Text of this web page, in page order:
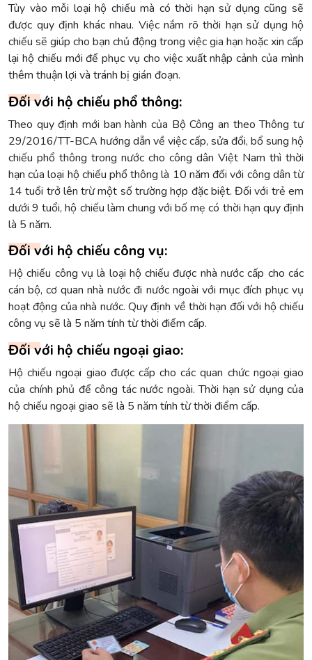
Tùy vào mỗi loại hộ chiếu mà có thời hạn sử dụng cũng sẽ
được quy định khác nhau. Việc nắm rõ thời hạn sử dụng hộ
chiếu sẽ giúp cho bạn chủ động trong việc gia hạn hoặc xin cấp
lại hộ chiếu mới để phục vụ cho việc xuất nhập cảnh của mình
thêm thuận lợi và tránh bị gián đoạn.
Đối với hộ chiếu phổ thông:
Theo quy định mới ban hành của Bộ Công an theo Thông tư
29/2016/TT-BCA hướng dẫn về việc cấp, sửa đổi, bổ sung hộ
chiếu phổ thông trong nước cho công dân Việt Nam thì thời
hạn của loại hộ chiếu phổ thông là 10 năm đối với công dân từ
14 tuổi trở lên trừ một số trường hợp đặc biệt. Đối với trẻ em
dưới 9 tuổi, hộ chiếu làm chung với bố mẹ có thời hạn quy định
là 5 năm.
Đối với hộ chiếu công vụ:
Hộ chiếu công vụ là loại hộ chiếu được nhà nước cấp cho các
cán bộ, cơ quan nhà nước đi nước ngoài với mục đích phục vụ
hoạt động của nhà nước. Quy định về thời hạn đối với hộ chiếu
công vụ sẽ là 5 năm tính từ thời điểm cấp.
Đối với hộ chiếu ngoại giao:
Hộ chiếu ngoại giao được cấp cho các quan chức ngoại giao
của chính phủ để công tác nước ngoài. Thời hạn sử dụng của
hộ chiếu ngoại giao sẽ là 5 năm tính từ thời điểm cấp.